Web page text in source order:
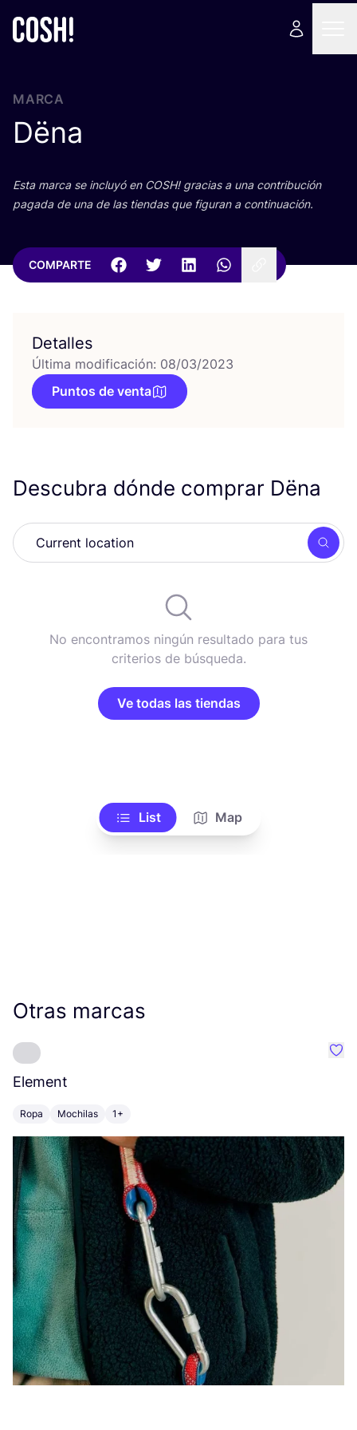
MARCA
Dëna
Esta mar­ca se inclu­yó en COSH! gra­cias a una con­tri­bu­ción
paga­da de una de las tien­das que figu­ran a continuación.
COMPARTE
Detalles
Última modificación: 08/03/2023
Puntos de venta
Descubra dónde comprar Dëna
No encontramos ningún resultado para tus
criterios de búsqueda.
Ve todas las tiendas
List Map
Otras marcas
Element
Ropa Mochilas 1+